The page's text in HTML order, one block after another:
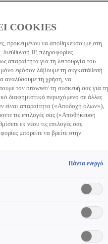
COOKIES
προκειμένου να αποθηκεύσουμε στη
IP, πληροφορίες
απαραίτητα για τη λειτουργία του
εφόσον λάβουμε τη συγκατάθεσή
αναλύσουμε τη χρήση, να
τον browser/ τη συσκευή σας για τη
διαφημιστικό περιεχόμενο σε άλλες
είναι απαραίτητα («Αποδοχή όλων»),
τις επιλογές σας («Αποθήκευση
εκ νέου τις επιλογές σας
μπορείτε να βρείτε στην
Πάντα ενεργό